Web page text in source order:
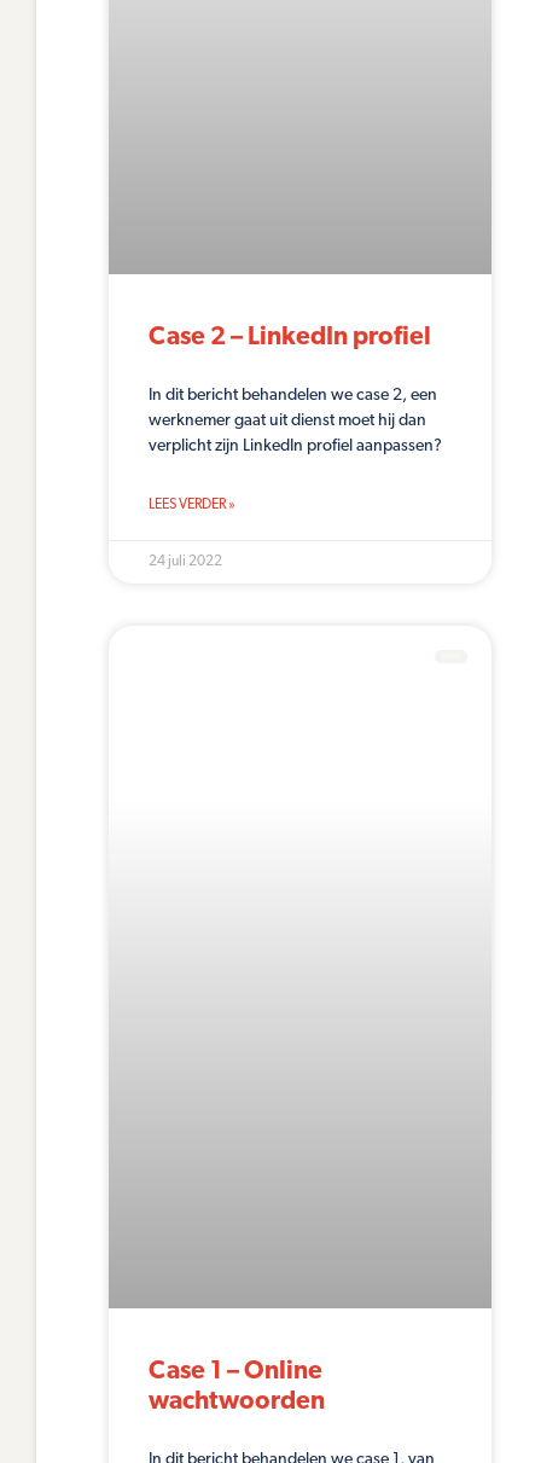
Case 2 – LinkedIn profiel
In dit bericht behandelen we case 2, een
werknemer gaat uit dienst moet hij dan
verplicht zijn LinkedIn profiel aanpassen?
LEES VERDER »
24 juli 2022
Case 1 – Online
wachtwoorden